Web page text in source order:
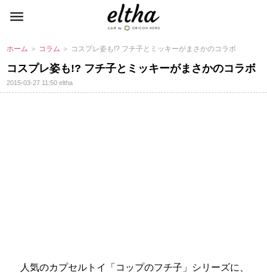
ホーム ＞ コラム ＞ コスプレ姿も!? フチ子とミッキーがまさかのコラボ
コスプレ姿も!? フチ子とミッキーがまさかのコラボ
2015-03-27 11:50eltha
人気のカプセルトイ「コップのフチ子」シリーズに、